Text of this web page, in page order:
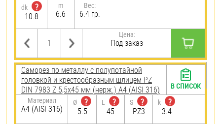
dk
?
10.8
m
6.6
Вес:
6.4 гр.
Цена:
Под заказ
Саморез по металлу с полупотайной
головкой и крестообразным шлицем PZ
DIN 7983 Z 5,5х45 мм (нерж.) A4 (AISI 316)
Материал
A4 (AISI 316)
Ø
?
5.5
L
?
45
S
?
PZ3
k
?
3.4
В СПИСОК